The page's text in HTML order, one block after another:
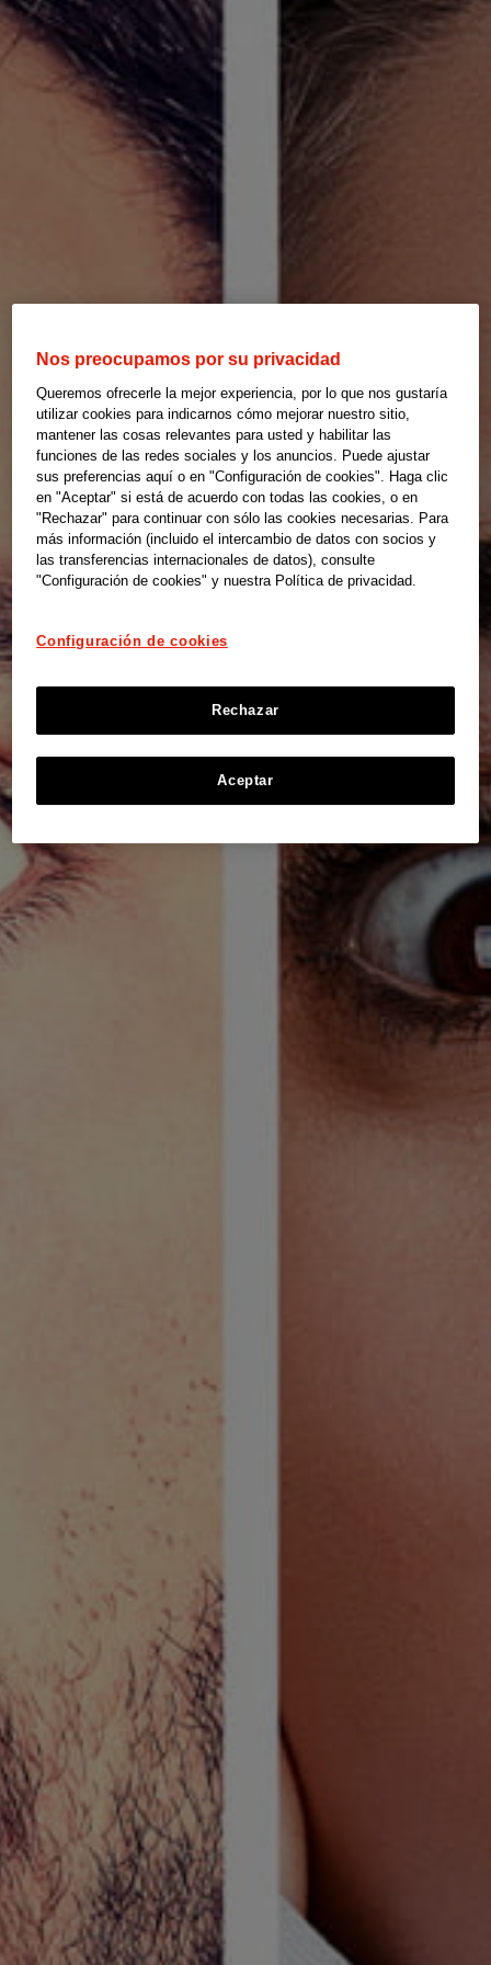
Nos preocupamos por su privacidad
Queremos ofrecerle la mejor experiencia, por lo que nos gustaría
utilizar cookies para indicarnos cómo mejorar nuestro sitio,
mantener las cosas relevantes para usted y habilitar las
funciones de las redes sociales y los anuncios. Puede ajustar
sus preferencias aquí o en "Configuración de cookies". Haga clic
en "Aceptar" si está de acuerdo con todas las cookies, o en
"Rechazar" para continuar con sólo las cookies necesarias. Para
más información (incluido el intercambio de datos con socios y
las transferencias internacionales de datos), consulte
"Configuración de cookies" y nuestra Política de privacidad.
Configuración de cookies
Rechazar
Aceptar